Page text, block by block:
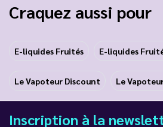
Craquez aussi pour
E-liquides Fruités E-liquides
Le Vapoteur Discount Le
Inscription à la